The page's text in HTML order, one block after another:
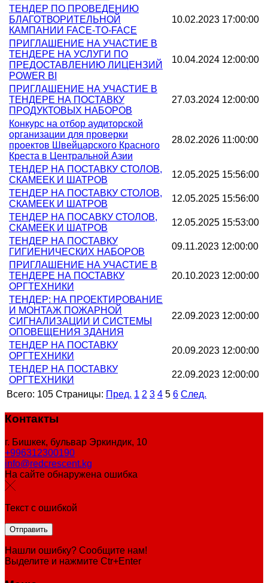
ТЕНДЕР ПО ПРОВЕДЕНИЮ
БЛАГОТВОРИТЕЛЬНОЙ
КАМПАНИИ FACE-TO-FACE
10.02.2023 17:00:00
ПРИГЛАШЕНИЕ НА УЧАСТИЕ В
ТЕНДЕРЕ НА УСЛУГИ ПО
ПРЕДОСТАВЛЕНИЮ ЛИЦЕНЗИЙ
POWER BI
10.04.2024 12:00:00
ПРИГЛАШЕНИЕ НА УЧАСТИЕ В
ТЕНДЕРЕ НА ПОСТАВКУ
ПРОДУКТОВЫХ НАБОРОВ
27.03.2024 12:00:00
Конкурс на отбор аудиторской
организации для проверки
проектов Швейцарского Красного
Креста в Центральной Азии
28.02.2026 11:00:00
ТЕНДЕР НА ПОСТАВКУ СТОЛОВ,
СКАМЕЕК И ШАТРОВ
12.05.2025 15:56:00
ТЕНДЕР НА ПОСТАВКУ СТОЛОВ,
СКАМЕЕК И ШАТРОВ
12.05.2025 15:56:00
ТЕНДЕР НА ПОСАВКУ СТОЛОВ,
СКАМЕЕК И ШАТРОВ
12.05.2025 15:53:00
ТЕНДЕР НА ПОСТАВКУ
ГИГИЕНИЧЕСКИХ НАБОРОВ
09.11.2023 12:00:00
ПРИГЛАШЕНИЕ НА УЧАСТИЕ В
ТЕНДЕРЕ НА ПОСТАВКУ
ОРГТЕХНИКИ
20.10.2023 12:00:00
ТЕНДЕР: НА ПРОЕКТИРОВАНИЕ
И МОНТАЖ ПОЖАРНОЙ
СИГНАЛИЗАЦИИ И СИСТЕМЫ
ОПОВЕЩЕНИЯ ЗДАНИЯ
22.09.2023 12:00:00
ТЕНДЕР НА ПОСТАВКУ
ОРГТЕХНИКИ
20.09.2023 12:00:00
ТЕНДЕР НА ПОСТАВКУ
ОРГТЕХНИКИ
22.09.2023 12:00:00
Всего: 105 Страницы: Пред. 1 2 3 4 5 6 След.
Контакты
г. Бишкек, бульвар Эркиндик, 10
+996312300190
info@redcrescent.kg
На сайте обнаружена ошибка
Текст с ошибкой
Нашли ошибку? Сообщите нам!
Выделите и нажмите Ctr+Enter